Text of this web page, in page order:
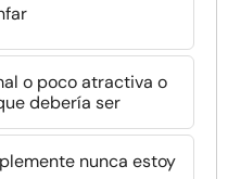
o poco atractiva o
debería ser
nunca estoy